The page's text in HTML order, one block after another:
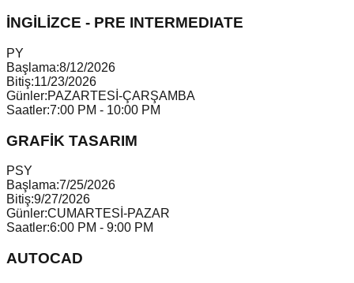
İNGİLİZCE - PRE INTERMEDIATE
PY
Başlama:8/12/2026
Bitiş:11/23/2026
Günler:PAZARTESİ-ÇARŞAMBA
Saatler:7:00 PM - 10:00 PM
GRAFİK TASARIM
PSY
Başlama:7/25/2026
Bitiş:9/27/2026
Günler:CUMARTESİ-PAZAR
Saatler:6:00 PM - 9:00 PM
AUTOCAD